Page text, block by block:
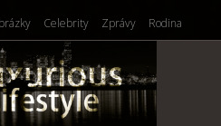
Celebrity Zprávy Rodina